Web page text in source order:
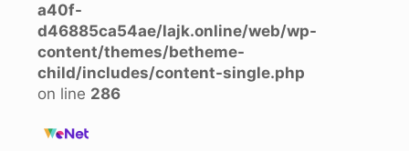
a40f-
d46885ca54ae/lajk.online/web/wp-
content/themes/betheme-
child/includes/content-single.php
on line 286